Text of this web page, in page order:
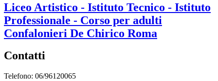
Liceo Artistico - Istituto Tecnico - Istituto
Professionale - Corso per adulti
Confalonieri De Chirico Roma
Contatti
Telefono: 06/96120065